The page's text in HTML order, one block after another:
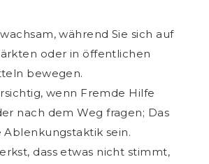
während Sie sich auf
oder in öffentlichen
bewegen.
wenn Fremde Hilfe
nach dem Weg fragen; Das
sein.
dass etwas nicht stimmt,